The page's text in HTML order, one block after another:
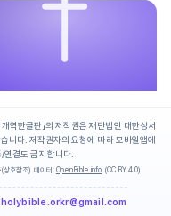
역한글판」의 저작권은 재단법인 대한성서
니다. 저작권자의 요청에 따라 모바일앱에
연결도 금지합니다.
상호참조) 데이터: OpenBible.info (CC BY 4.0)
holybible.orkr@gmail.com